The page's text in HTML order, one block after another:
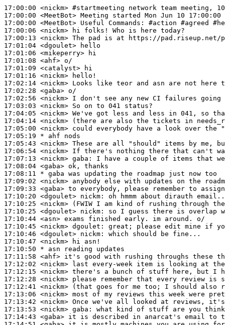
17:00:00 <nickm> #startmeeting network team meeting,
17:00:00 <MeetBot>
17:00:00 <MeetBot>
17:00:06 <nickm>
17:00:13 <nickm>
17:01:04 <dgoulet>
17:01:06 <mikeperry>
17:01:08 <ahf>
17:01:09 <catalyst>
17:01:16 <nickm>
17:02:14 <nickm>
17:02:28 <gaba>
17:02:56 <nickm>
17:03:03 <nickm>
17:04:05 <nickm>
17:04:14 <nickm>
17:05:00 <nickm>
17:05:19 * ahf
nods
17:05:43 <nickm>
17:06:54 <nickm>
17:07:13 <nickm> gaba:
17:08:04 <gaba>
17:08:11 * gaba was updating the roadmap just now too
17:09:02 <nickm>
17:09:33 <gaba>
17:10:20 <dgoulet> nickm:
17:10:25 <nickm>
17:10:25 <dgoulet> nickm:
17:10:44 <asn>
17:10:45 <nickm> dgoulet:
17:10:46 <dgoulet> nickm:
17:10:47 <nickm>
17:10:50 * asn
reading updates
17:11:58 <ahf>
17:12:02 <nickm>
17:12:15 <nickm>
17:12:28 <nickm>
17:12:41 <nickm>
17:13:06 <nickm>
17:13:42 <nickm>
17:13:53 <nickm> gaba:
17:14:43 <gaba>